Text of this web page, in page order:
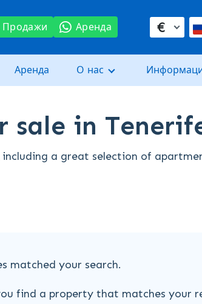
Продажи Аренда €
Аренда О нас
sale in
a great selection of
matched your search.
find a property that matches your